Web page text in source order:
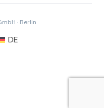
· Berlin
DE